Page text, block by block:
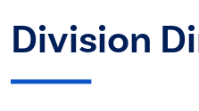
Division